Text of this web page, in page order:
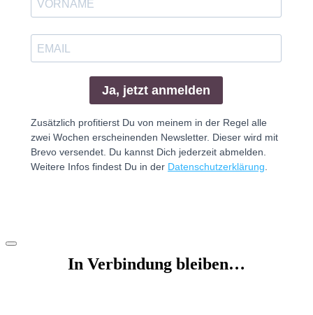
In Verbindung bleiben…